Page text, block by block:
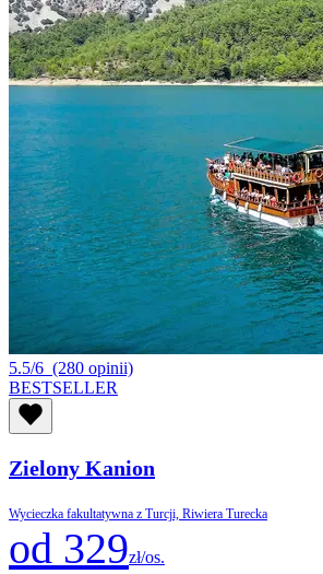
5.5/6 (280 opinii)
BESTSELLER
Zielony Kanion
Wycieczka fakultatywna z Turcji, Riwiera Turecka
od 329zł/os.